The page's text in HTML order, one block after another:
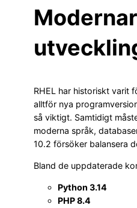
RHEL har historiskt varit
alltför nya
så viktigt. Samtidigt
moderna språk,
10.2 försöker balansera
Bland de uppdaterade
Python 3.14
PHP 8.4